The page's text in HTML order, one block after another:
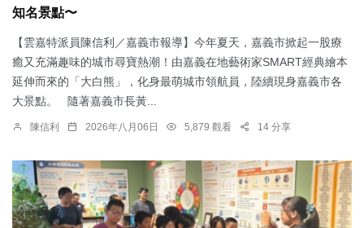
知名景點〜
【雲嘉特派員陳信利／嘉義市報導】今年夏天，嘉義市掀起一股療
癒又充滿趣味的城市尋寶熱潮！由嘉義在地藝術家SMART經典繪本
延伸而來的「大白熊」，化身最萌城市領航員，陸續現身嘉義市各
大景點。 隨著嘉義市長黃...
陳信利 2026年八月06日 5,879 觀看 14 分享